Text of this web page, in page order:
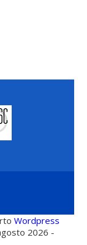
Wordpress
2026 -